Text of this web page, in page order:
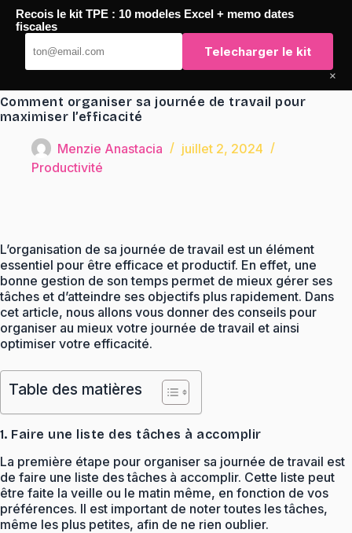
Passer
contenu
TaqTaq
Comment organiser sa journée de travail pour
maximiser l’efficacité
Menzie Anastacia
juillet 2, 2024
Productivité
L’organisation de sa journée de travail est un élément
essentiel pour être efficace et productif. En effet, une
bonne gestion de son temps permet de mieux gérer ses
tâches et d’atteindre ses objectifs plus rapidement. Dans
cet article, nous allons vous donner des conseils pour
organiser au mieux votre journée de travail et ainsi
optimiser votre efficacité.
Table des matières
1. Faire une liste des tâches à accomplir
La première étape pour organiser sa journée de travail est
de faire une liste des tâches à accomplir. Cette liste peut
être faite la veille ou le matin même, en fonction de vos
préférences. Il est important de noter toutes les tâches,
même les plus petites, afin de ne rien oublier.
Recois le kit TPE : 10 modeles Excel + memo dates
fiscales
Telecharger le kit
×